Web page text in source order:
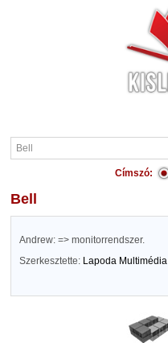
Címszó:
Bell
Andrew: => monitorrendszer.
Szerkesztette: Lapoda Multimédia